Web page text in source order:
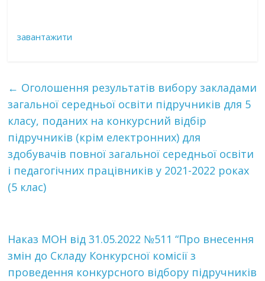
завантажити
← Оголошення результатів вибору закладами
загальної середньої освіти підручників для 5
класу, поданих на конкурсний відбір
підручників (крім електронних) для
здобувачів повної загальної середньої освіти
і педагогічних працівників у 2021-2022 роках
(5 клас)
Наказ МОН від 31.05.2022 №511 “Про внесення
змін до Складу Конкурсної комісії з
проведення конкурсного відбору підручників